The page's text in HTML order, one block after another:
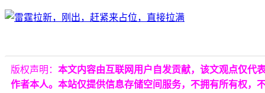
版权声明： 本文内容由互联网用户自发贡献，该文观点仅代
作者本人。本站仅提供信息存储空间服务，不拥有所有权，